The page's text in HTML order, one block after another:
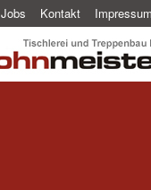
Jobs Kontakt Impressum